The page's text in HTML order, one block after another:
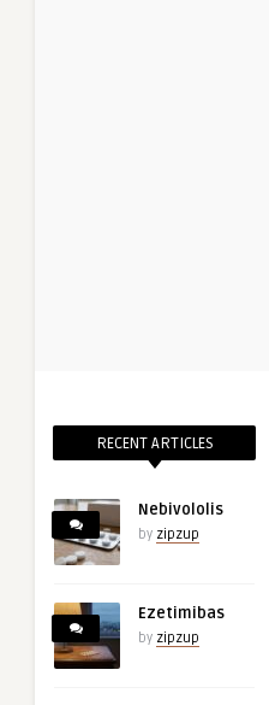
RECENT ARTICLES
Nebivololis
by zipzup
Ezetimibas
by zipzup